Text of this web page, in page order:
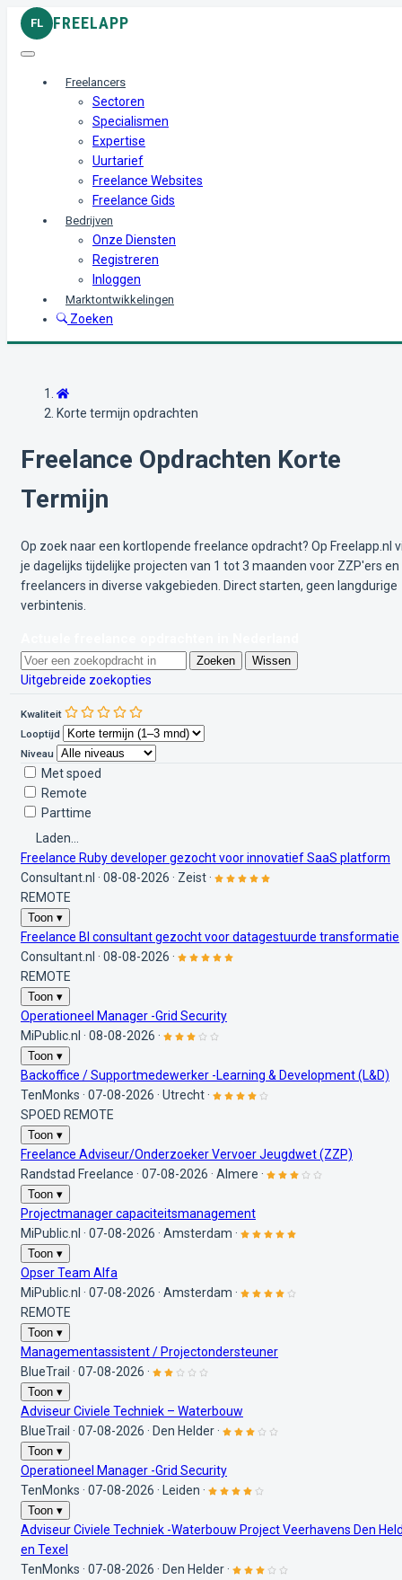
FL FREELAPP
Freelancers
Sectoren
Specialismen
Expertise
Uurtarief
Freelance Websites
Freelance Gids
Bedrijven
Onze Diensten
Registreren
Inloggen
Marktontwikkelingen
Zoeken
Korte termijn opdrachten
Freelance Opdrachten Korte
Termijn
Op zoek naar een kortlopende freelance opdracht? Op Freelapp.nl
je dagelijks tijdelijke projecten van 1 tot 3 maanden voor ZZP'ers en
freelancers in diverse vakgebieden. Direct starten, geen langdurige
verbintenis.
Zoeken Wissen
Uitgebreide zoekopties
Kwaliteit
Looptijd
Niveau
Met spoed
Remote
Parttime
Laden...
Freelance Ruby developer gezocht voor innovatief SaaS platform
Consultant.nl · 08-08-2026 · Zeist ·
REMOTE
Toon ▾
Freelance BI consultant gezocht voor datagestuurde transformatie
Consultant.nl · 08-08-2026 ·
REMOTE
Toon ▾
Operationeel Manager -Grid Security
MiPublic.nl · 08-08-2026 ·
Toon ▾
Backoffice / Supportmedewerker -Learning & Development (L&D)
TenMonks · 07-08-2026 · Utrecht ·
SPOED REMOTE
Toon ▾
Freelance Adviseur/Onderzoeker Vervoer Jeugdwet (ZZP)
Randstad Freelance · 07-08-2026 · Almere ·
Toon ▾
Projectmanager capaciteitsmanagement
MiPublic.nl · 07-08-2026 · Amsterdam ·
Toon ▾
Opser Team Alfa
MiPublic.nl · 07-08-2026 · Amsterdam ·
REMOTE
Toon ▾
Managementassistent / Projectondersteuner
BlueTrail · 07-08-2026 ·
Toon ▾
Adviseur Civiele Techniek – Waterbouw
BlueTrail · 07-08-2026 · Den Helder ·
Toon ▾
Operationeel Manager -Grid Security
TenMonks · 07-08-2026 · Leiden ·
Toon ▾
Adviseur Civiele Techniek -Waterbouw Project Veerhavens Den
en Texel
TenMonks · 07-08-2026 · Den Helder ·